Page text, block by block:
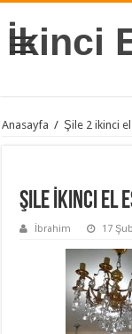
İkinci
Anasayfa / Şile 2 ikinci
Şile İkinci El
İbrahim 17